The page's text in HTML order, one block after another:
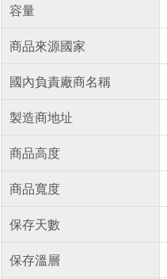
容量
商品來源國家
國內負責廠商名稱
製造商地址
商品高度
商品寬度
保存天數
保存溫層